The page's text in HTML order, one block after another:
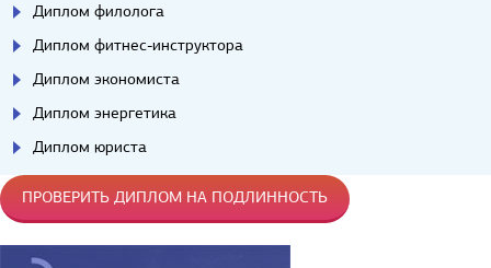
Диплом филолога
Диплом фитнес-инструктора
Диплом экономиста
Диплом энергетика
Диплом юриста
ПРОВЕРИТЬ ДИПЛОМ НА ПОДЛИННОСТЬ